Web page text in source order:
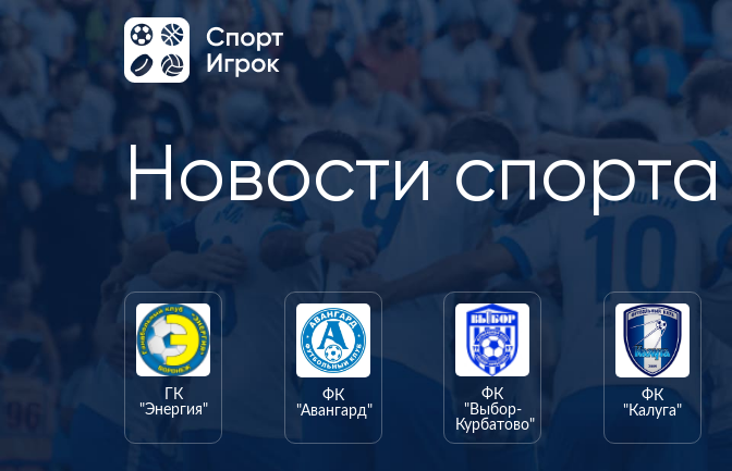
Новости
ГК
"Энергия"
ФК
"Авангард"
ФК
"Выбор-
Курбатово"
ФК
"Калуга"